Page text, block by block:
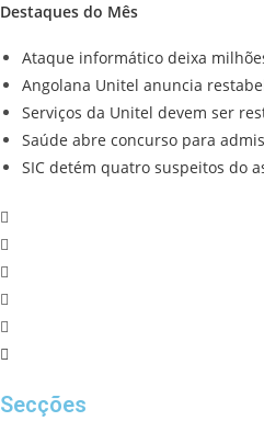
Destaques do Mês
Ataque informático deixa
Angolana Unitel anuncia
Serviços da Unitel devem ser
Saúde abre concurso para
SIC detém quatro suspeitos do
Secções